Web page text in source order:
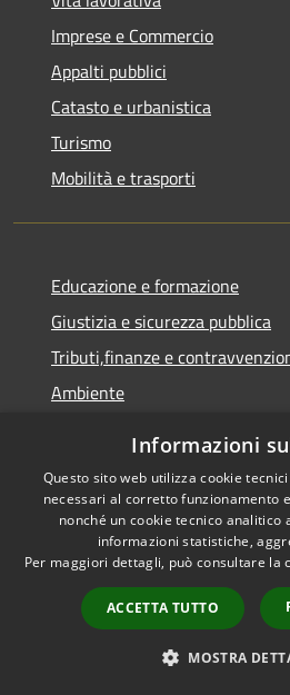
Imprese e Commercio
Appalti pubblici
Catasto e urbanistica
Turismo
Mobilità e trasporti
Educazione e formazione
Giustizia e sicurezza pubblica
Tributi,finanze e
Ambiente
Agricoltura e pesca
NOVITÀ
Notizie
Informazioni
Questo sito web utilizza cookie
necessari al corretto funzionamento
nonché un cookie tecnico analitico
informazioni statistiche,
Per maggiori dettagli, può consultare la
ACCETTA TUTTO
MOSTRA